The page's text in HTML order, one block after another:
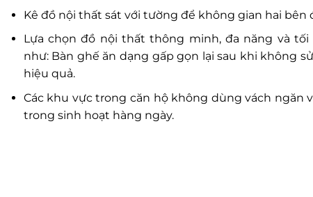
Kê đồ nội thất sát với tường để không gian hai
Lựa chọn đồ nội thất thông minh, đa năng và
như: Bàn ghế ăn dạng gấp gọn lại sau khi không
hiệu quả.
Các khu vực trong căn hộ không dùng vách ngăn
trong sinh hoạt hàng ngày.